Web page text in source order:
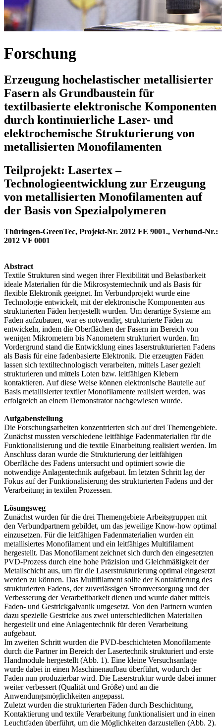
Forschung
Erzeugung hochelastischer metallisierter
Fasern als Grundbaustein für
textilbasierte elektronische Komponenten
durch kontinuierliche Laser- und
elektrochemische Strukturierung von
metallisierten Monofilamenten
Teilprojekt: Lasertex –
Technologieentwicklung zur Erzeugung
von metallisierten Monofilamenten auf
der Basis von Spezialpolymeren
Thüringen-GreenTec, Projekt-Nr. 2012 FE 9001., Verbund-Nr.:
2012 VF 0001
Abstract
Textile Strukturen sind wegen ihrer Flexibilität und Belastbarkeit
ideale Materialien für die Mikrosystemtechnik und als Basis für
flexible Elektronik geeignet. Im Verbundprojekt wurde eine
Technologie entwickelt, mit der elektronische Komponenten aus
strukturierten Fäden hergestellt wurden. Um derartige Systeme am
Faden aufzubauen, war es notwendig, strukturierte Fäden zu
entwickeln, indem die Oberflächen der Fasern im Bereich von
wenigen Mikrometern bis Nanometern strukturiert wurden. Im
Vordergrund stand die Entwicklung eines laserstrukturierten Fadens
als Basis für eine fadenbasierte Elektronik. Die erzeugten Fäden
lassen sich textiltechnologisch verarbeiten, mittels Laser gezielt
strukturieren und mittels Loten bzw. leitfähigen Klebern
kontaktieren. Auf diese Weise können elektronische Bauteile auf
Basis metallisierter textiler Monofilamente realisiert werden, was
erfolgreich an einem Demonstrator nachgewiesen wurde.
Aufgabenstellung
Die Forschungsarbeiten konzentrierten sich auf drei Themengebiete.
Zunächst mussten verschiedene leitfähige Fadenmaterialien für die
Funktionalisierung und die textile Einarbeitung realisiert werden. Im
Anschluss daran wurde die Strukturierung der leitfähigen
Oberfläche des Fadens untersucht und optimiert sowie die
notwendige Anlagentechnik aufgebaut. Im letzten Schritt lag der
Fokus auf der Funktionalisierung des strukturierten Fadens und der
Verarbeitung in textilen Prozessen.
Lösungsweg
Zunächst wurden für die drei Themengebiete Arbeitsgruppen mit
den Verbundpartnern gebildet, um das jeweilige Know-how optimal
einzusetzen. Für die leitfähigen Fadenmaterialien wurden ein
metallisiertes Monofilament und ein leitfähiges Multifilament
hergestellt. Das Monofilament zeichnet sich durch den eingesetzten
PVD-Prozess durch eine hohe Präzision und Gleichmäßigkeit der
Metallschicht aus, um für die Laserstrukturierung optimal eingesetzt
werden zu können. Das Multifilament sollte der Kontaktierung des
strukturierten Fadens, der zuverlässigen Stromversorgung und der
Verbesserung der Verarbeitbarkeit dienen und wurde daher mittels
Faden- und Gestrickgalvanik umgesetzt. Von den Partnern wurden
dazu spezielle Gestricke aus zwei unterschiedlichen Materialien
hergestellt und eine Anlagentechnik für deren Verarbeitung
aufgebaut.
Im zweiten Schritt wurden die PVD-beschichteten Monofilamente
durch die Partner im Bereich der Lasertechnik strukturiert und erste
Handmodule hergestellt (Abb. 1). Eine kleine Versuchsanlage
wurde dabei in einen Maschinenaufbau überführt, wodurch der
Faden nun produzierbar wird. Die Laserstruktur wurde dabei immer
weiter verbessert (Qualität und Größe) und an die
Anwendungsmöglichkeiten angepasst.
Zuletzt wurden die strukturierten Fäden durch Beschichtung,
Kontaktierung und textile Verarbeitung funktionalisiert und in einen
Leuchtfaden überführt, um die Möglichkeiten darzustellen (Abb. 2).